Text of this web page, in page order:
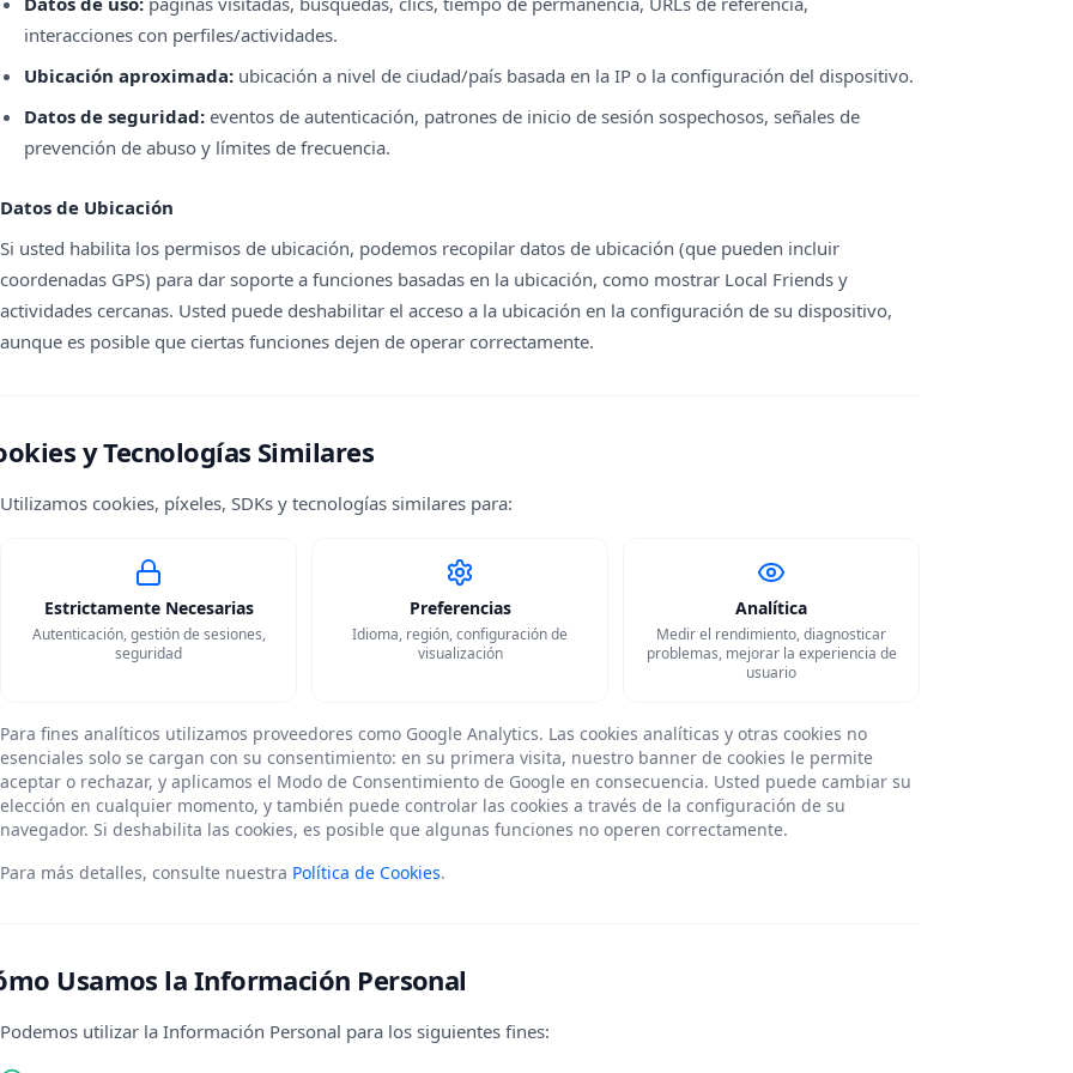
interacciones con perfiles/actividades.
Ubicación aproximada: ubicación a nivel de ciudad/país basada en la IP o la configuración del dispositivo.
Datos de seguridad: eventos de autenticación, patrones de inicio de sesión sospechosos, señales de
prevención de abuso y límites de frecuencia.
Datos de Ubicación
Si usted habilita los permisos de ubicación, podemos recopilar datos de ubicación (que pueden incluir
coordenadas GPS) para dar soporte a funciones basadas en la ubicación, como mostrar Local Friends y
actividades cercanas. Usted puede deshabilitar el acceso a la ubicación en la configuración de su dispositivo,
aunque es posible que ciertas funciones dejen de operar correctamente.
y Tecnologías Similares
Utilizamos cookies, píxeles, SDKs y tecnologías similares para:
Estrictamente Necesarias
Autenticación, gestión de sesiones,
seguridad
Preferencias
Idioma, región, configuración de
visualización
Analítica
Medir el rendimiento, diagnosticar
problemas, mejorar la experiencia de
usuario
Para fines analíticos utilizamos proveedores como Google Analytics. Las cookies analíticas y otras cookies no
esenciales solo se cargan con su consentimiento: en su primera visita, nuestro banner de cookies le permite
aceptar o rechazar, y aplicamos el Modo de Consentimiento de Google en consecuencia. Usted puede cambiar su
elección en cualquier momento, y también puede controlar las cookies a través de la configuración de su
navegador. Si deshabilita las cookies, es posible que algunas funciones no operen correctamente.
Para más detalles, consulte nuestra Política de Cookies.
Usamos la Información Personal
Podemos utilizar la Información Personal para los siguientes fines: